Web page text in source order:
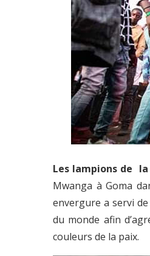
Les lampions de
Mwanga à Goma
envergure a servi
du monde afin
couleurs de la paix.